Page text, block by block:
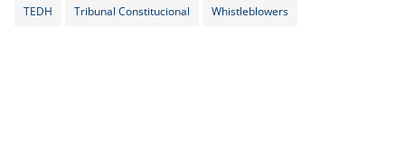
TEDH Tribunal Constitucional Whistleblowers